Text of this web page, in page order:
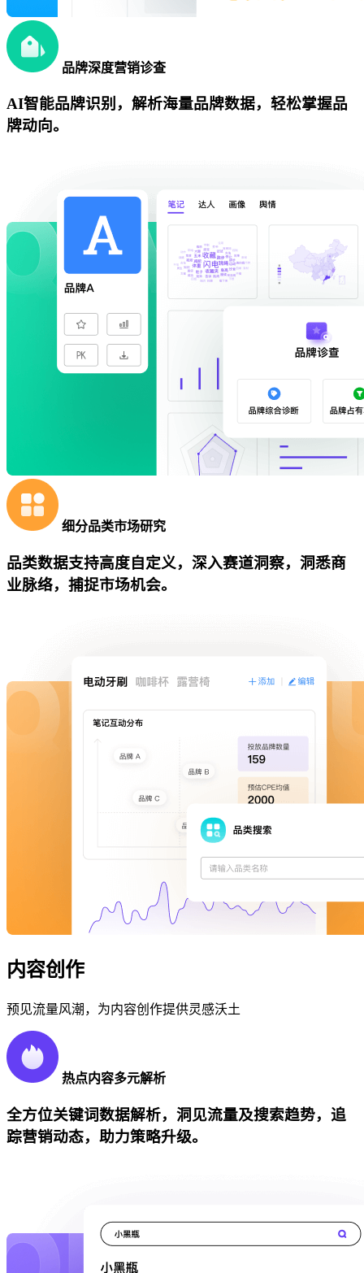
品牌深度营销诊查
AI智能品牌识别，解析海量品牌数据，轻松掌握品
牌动向。
细分品类市场研究
品类数据支持高度自定义，深入赛道洞察，洞悉商
业脉络，捕捉市场机会。
内容创作
预见流量风潮，为内容创作提供灵感沃土
热点内容多元解析
全方位关键词数据解析，洞见流量及搜索趋势，追
踪营销动态，助力策略升级。